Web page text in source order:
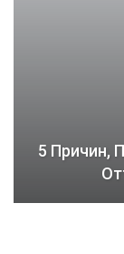
5 Причин,